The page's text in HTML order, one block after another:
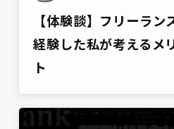
【体験談】フリーラ
経験した私が考えるメ
ト
雑談